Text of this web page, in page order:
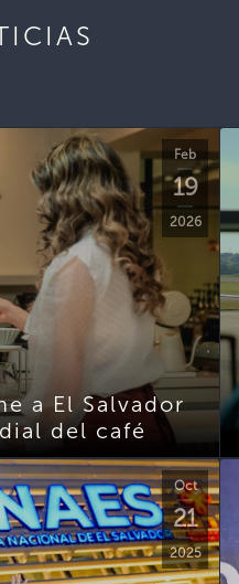
Feb
19
2026
a El Salvador
del café
Oct
21
2025